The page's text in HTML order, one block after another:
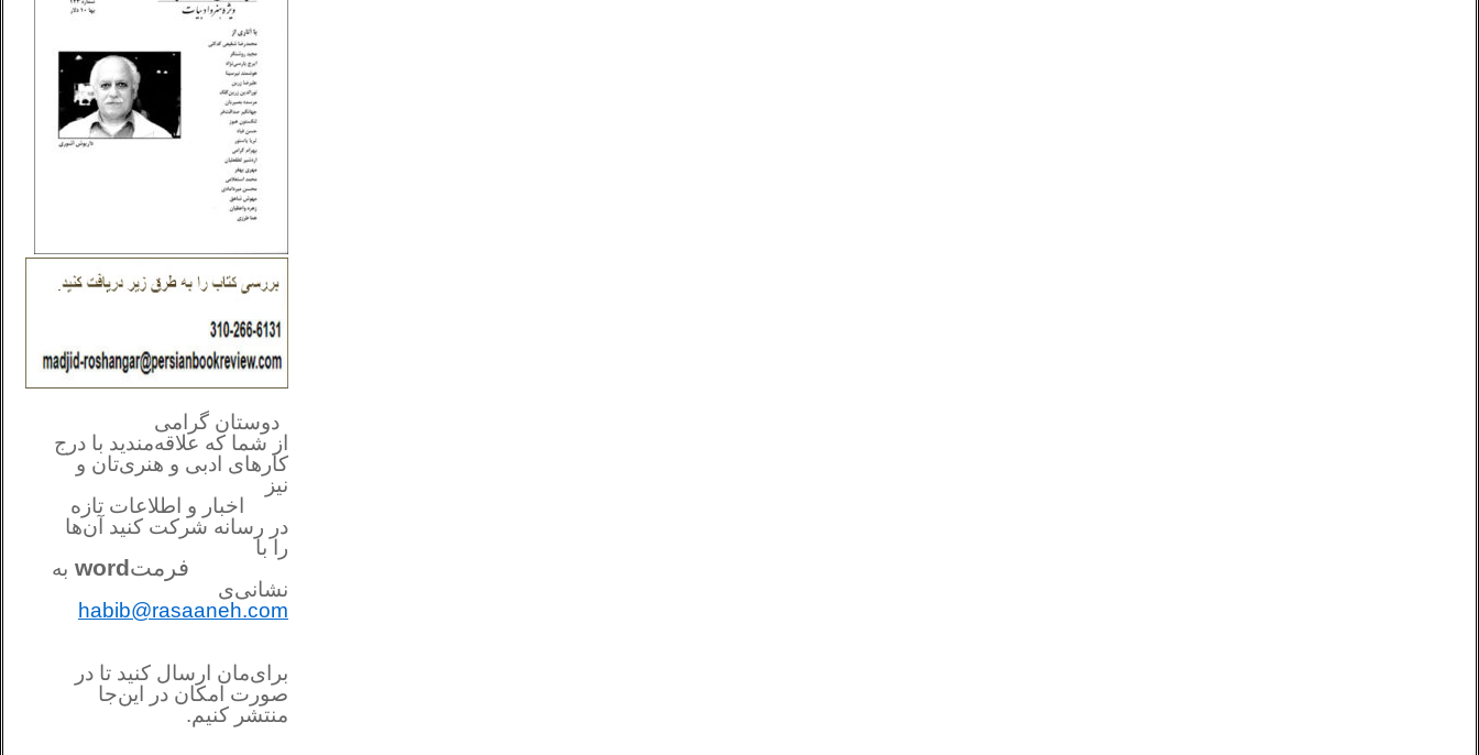
دوستان گرامی
از شما که علاقه‌مندید با درج
کارهای‌ ادبی و هنری‌تان و
نیز
اخبار و اطلاعات تازه
در رسانه شرکت کنید آن‌ها
را با
فرمتword به
نشانی‌ی
habib@rasaaneh.com
برای‌مان ارسال کنید تا در
صورت امکان در این‌جا
منتشر کنیم.